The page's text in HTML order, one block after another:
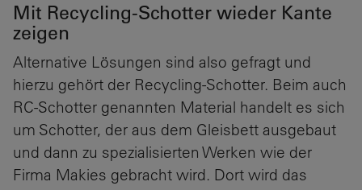
Mit Recycling-Schotter wieder Kante
zeigen
Alternative Lösungen sind also gefragt und
hierzu gehört der Recycling-Schotter. Beim auch
RC-Schotter genannten Material handelt es sich
um Schotter, der aus dem Gleisbett ausgebaut
und dann zu spezialisierten Werken wie der
Firma Makies gebracht wird. Dort wird das